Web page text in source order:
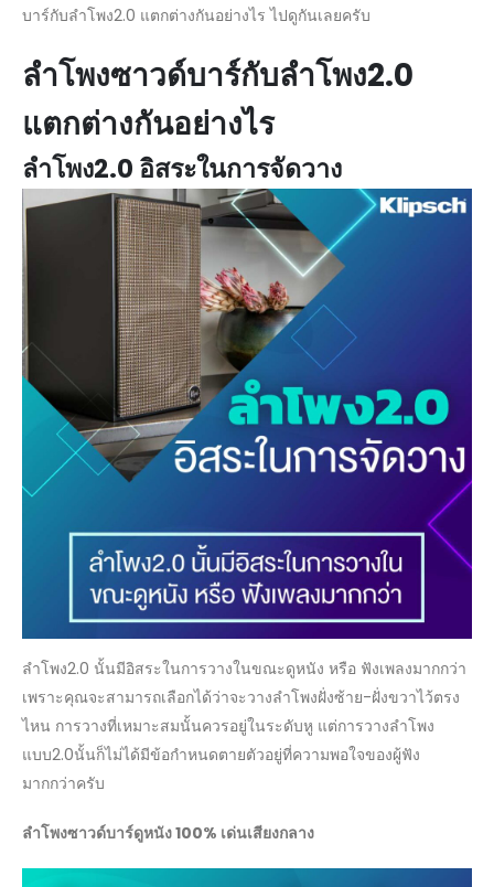
บาร์กับลำโพง2.0 แตกต่างกันอย่างไร ไปดูกันเลยครับ
ลำโพงซาวด์บาร์กับลำโพง2.0
แตกต่างกันอย่างไร
ลำโพง2.0 อิสระในการจัดวาง
ลำโพง2.0 นั้นมีอิสระในการวางในขณะดูหนัง หรือ ฟังเพลงมากกว่า
เพราะคุณจะสามารถเลือกได้ว่าจะวางลำโพงฝั่งซ้าย-ฝั่งขวาไว้ตรง
ไหน การวางที่เหมาะสมนั้นควรอยู่ในระดับหู แต่การวางลำโพง
แบบ2.0นั้นก็ไม่ได้มีข้อกำหนดตายตัวอยู่ที่ความพอใจของผู้ฟัง
มากกว่าครับ
ลำโพงซาวด์บาร์ดูหนัง 100% เด่นเสียงกลาง